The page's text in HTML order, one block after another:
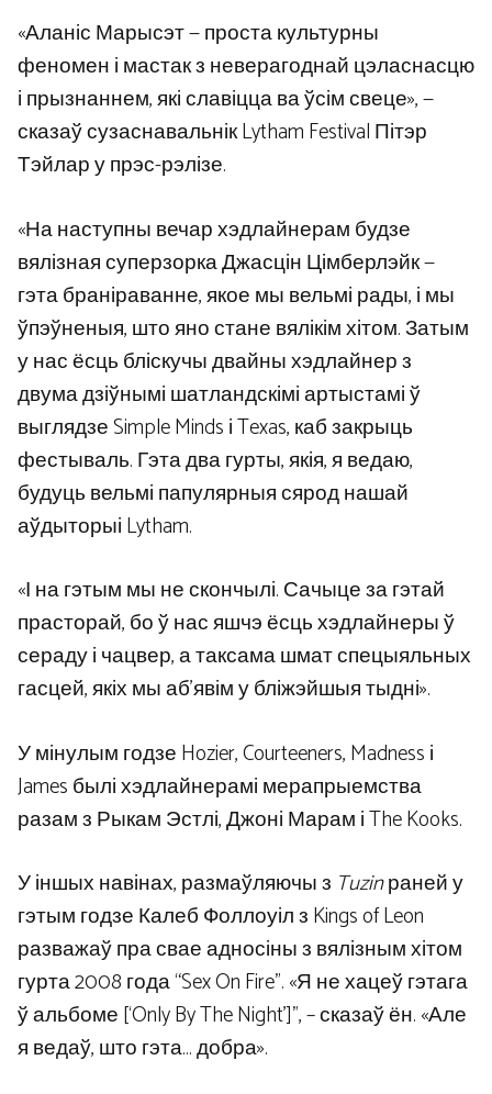
«Аланіс Марысэт — проста культурны
феномен і мастак з неверагоднай цэласнасцю
і прызнаннем, які славіцца ва ўсім свеце», —
сказаў сузаснавальнік Lytham Festival Пітэр
Тэйлар у прэс-рэлізе.
«На наступны вечар хэдлайнерам будзе
вялізная суперзорка Джасцін Цімберлэйк —
гэта браніраванне, якое мы вельмі рады, і мы
ўпэўненыя, што яно стане вялікім хітом. Затым
у нас ёсць бліскучы двайны хэдлайнер з
двума дзіўнымі шатландскімі артыстамі ў
выглядзе Simple Minds і Texas, каб закрыць
фестываль. Гэта два гурты, якія, я ведаю,
будуць вельмі папулярныя сярод нашай
аўдыторыі Lytham.
«І на гэтым мы не скончылі. Сачыце за гэтай
прасторай, бо ў нас яшчэ ёсць хэдлайнеры ў
сераду і чацвер, а таксама шмат спецыяльных
гасцей, якіх мы аб’явім у бліжэйшыя тыдні».
У мінулым годзе Hozier, Courteeners, Madness і
James былі хэдлайнерамі мерапрыемства
разам з Рыкам Эстлі, Джоні Марам і The Kooks.
У іншых навінах, размаўляючы з Tuzinраней у
гэтым годзе Калеб Фоллоуіл з Kings of Leon
разважаў пра свае адносіны з вялізным хітом
гурта 2008 года “Sex On Fire”. «Я не хацеў гэтага
ў альбоме [‘Only By The Night’]”, – сказаў ён. «Але
я ведаў, што гэта… добра».